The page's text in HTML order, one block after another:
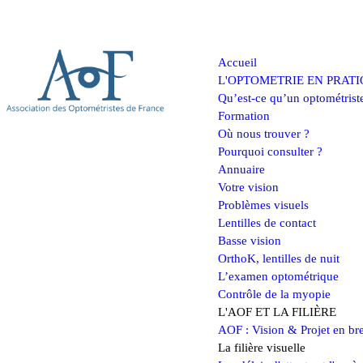
Accueil
L'OPTOMETRIE EN
Qu’est-ce qu’un
Formation
Où nous trouver ?
Pourquoi consulter ?
Annuaire
Votre vision
Problèmes visuels
Lentilles de contact
Basse vision
OrthoK, lentilles de nuit
L’examen optométrique
Contrôle de la myopie
L'AOF ET LA FILIÈRE
AOF : Vision & Projet en
La filière visuelle